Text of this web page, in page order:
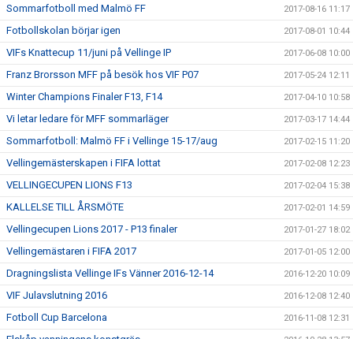
Sommarfotboll med Malmö FF 2017-08-16 11:17
Fotbollskolan börjar igen 2017-08-01 10:44
VIFs Knattecup 11/juni på Vellinge IP 2017-06-08 10:00
Franz Brorsson MFF på besök hos VIF P07 2017-05-24 12:11
Winter Champions Finaler F13, F14 2017-04-10 10:58
Vi letar ledare för MFF sommarläger 2017-03-17 14:44
Sommarfotboll: Malmö FF i Vellinge 15-17/aug 2017-02-15 11:20
Vellingemästerskapen i FIFA lottat 2017-02-08 12:23
VELLINGECUPEN LIONS F13 2017-02-04 15:38
KALLELSE TILL ÅRSMÖTE 2017-02-01 14:59
Vellingecupen Lions 2017 - P13 finaler 2017-01-27 18:02
Vellingemästaren i FIFA 2017 2017-01-05 12:00
Dragningslista Vellinge IFs Vänner 2016-12-14 2016-12-20 10:09
VIF Julavslutning 2016 2016-12-08 12:40
Fotboll Cup Barcelona 2016-11-08 12:31